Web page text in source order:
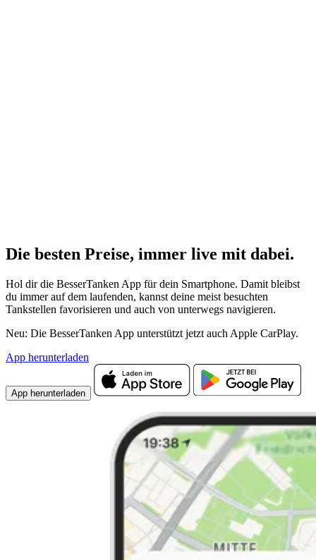
Die besten Preise, immer live mit dabei.
Hol dir die BesserTanken App für dein Smartphone. Damit bleibst
du immer auf dem laufenden, kannst deine meist besuchten
Tankstellen favorisieren und auch von unterwegs navigieren.
Neu: Die BesserTanken App unterstützt jetzt auch Apple CarPlay.
App herunterladen
App herunterladen